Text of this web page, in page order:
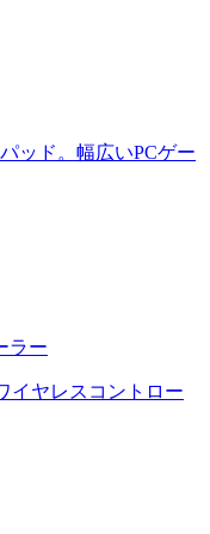
ッド。幅広いPCゲー
ラー
イヤレスコントロー